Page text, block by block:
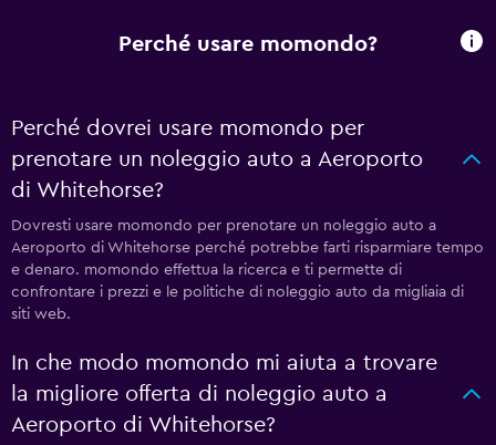
Perché usare momondo?
Perché dovrei usare momondo per
prenotare un noleggio auto a Aeroporto
di Whitehorse?
Dovresti usare momondo per prenotare un noleggio auto a
Aeroporto di Whitehorse perché potrebbe farti risparmiare tempo
e denaro. momondo effettua la ricerca e ti permette di
confrontare i prezzi e le politiche di noleggio auto da migliaia di
siti web.
In che modo momondo mi aiuta a trovare
la migliore offerta di noleggio auto a
Aeroporto di Whitehorse?